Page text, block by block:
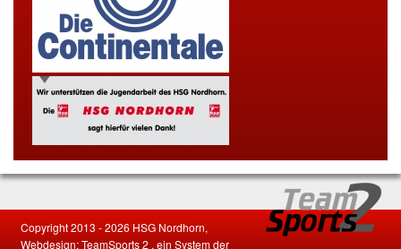
Copyright 2013 - 2026 HSG Nordhorn,
Webdesign:TeamSports 2 , ein System der